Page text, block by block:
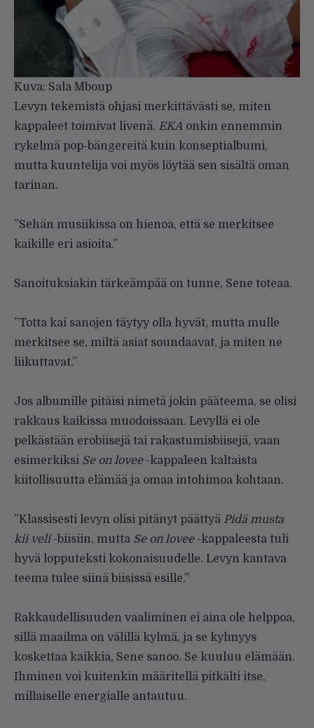
Kuva: Sala Mboup
Levyn tekemistä ohjasi merkittävästi se, miten
kappaleet toimivat livenä. EKA onkin ennemmin
rykelmä pop-bängereitä kuin konseptialbumi,
mutta kuuntelija voi myös löytää sen sisältä oman
tarinan.
”Sehän musiikissa on hienoa, että se merkitsee
kaikille eri asioita.”
Sanoituksiakin tärkeämpää on tunne, Sene toteaa.
”Totta kai sanojen täytyy olla hyvät, mutta mulle
merkitsee se, miltä asiat soundaavat, ja miten ne
liikuttavat.”
Jos albumille pitäisi nimetä jokin pääteema, se olisi
rakkaus kaikissa muodoissaan. Levyllä ei ole
pelkästään erobiisejä tai rakastumisbiisejä, vaan
esimerkiksi Se on lovee-kappaleen kaltaista
kiitollisuutta elämää ja omaa intohimoa kohtaan.
”Klassisesti levyn olisi pitänyt päättyä Pidä musta
kii veli-biisiin, mutta Se on lovee-kappaleesta tuli
hyvä lopputeksti kokonaisuudelle. Levyn kantava
teema tulee siinä biisissä esille.”
Rakkaudellisuuden vaaliminen ei aina ole helppoa,
sillä maailma on välillä kylmä, ja se kylmyys
koskettaa kaikkia, Sene sanoo. Se kuuluu elämään.
Ihminen voi kuitenkin määritellä pitkälti itse,
millaiselle energialle antautuu.